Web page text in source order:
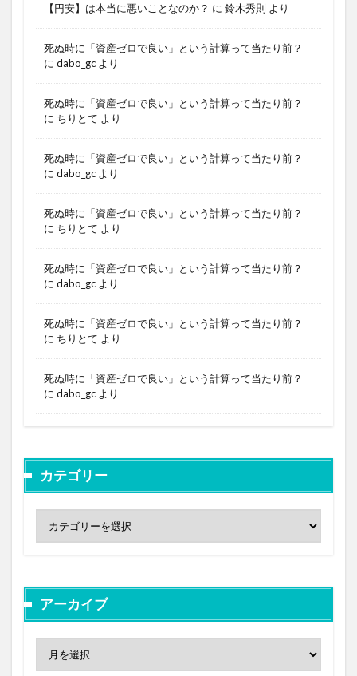
【円安】は本当に悪いことなのか？ に 鈴木秀則 より
死ぬ時に「資産ゼロで良い」という計算って当たり前？
に dabo_gc より
死ぬ時に「資産ゼロで良い」という計算って当たり前？
に ちりとて より
死ぬ時に「資産ゼロで良い」という計算って当たり前？
に dabo_gc より
死ぬ時に「資産ゼロで良い」という計算って当たり前？
に ちりとて より
死ぬ時に「資産ゼロで良い」という計算って当たり前？
に dabo_gc より
死ぬ時に「資産ゼロで良い」という計算って当たり前？
に ちりとて より
死ぬ時に「資産ゼロで良い」という計算って当たり前？
に dabo_gc より
カテゴリー
アーカイブ